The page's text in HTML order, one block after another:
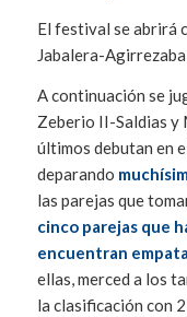
El festival se abrirá
Jabalera-
A continuación se
Zeberio II-Saldias y
últimos debutan en
deparando
las parejas que
cinco parejas que
encuentran
ellas, merced a los
la clasificación con